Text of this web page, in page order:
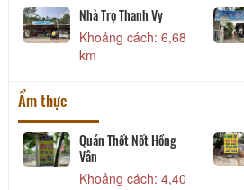
Nhà Trọ Thanh Vy
Khoảng cách: 6,68
km
Ẩm thực
Quán Thốt Nốt Hồng
Vân
Khoảng cách: 4,40